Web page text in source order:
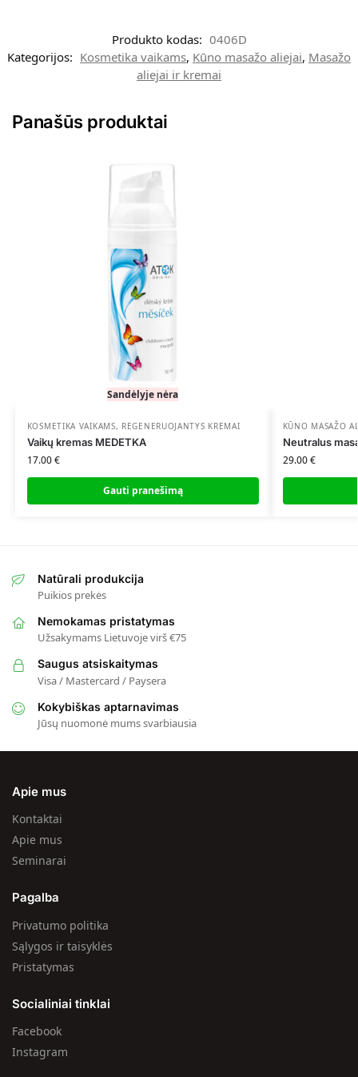
Produkto kodas: 0406D
Kategorijos: Kosmetika vaikams, Kūno masažo aliejai, Masažo
aliejai ir kremai
Panašūs produktai
Sandėlyje nėra
KOSMETIKA VAIKAMS, REGENERUOJANTYS KREMAI
Vaikų kremas MEDETKA
17.00€
Gauti pranešimą
KŪNO MASAŽO
Neutralus
29.00€
Natūrali produkcija
Puikios prekės
Nemokamas pristatymas
Užsakymams Lietuvoje virš €75
Saugus atsiskaitymas
Visa / Mastercard / Paysera
Kokybiškas aptarnavimas
Jūsų nuomonė mums svarbiausia
Apie mus
Kontaktai
Apie mus
Seminarai
Pagalba
Privatumo politika
Sąlygos ir taisyklės
Pristatymas
Socialiniai tinklai
Facebook
Instagram